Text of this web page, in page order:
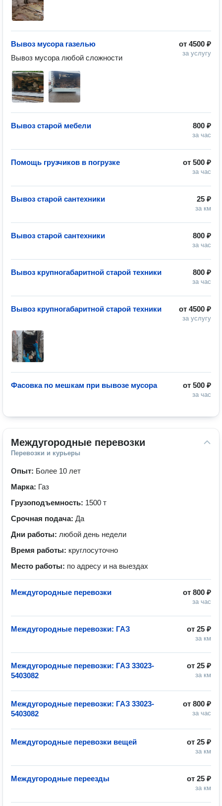
от 4500 ₽
за услугу
Вывоз мусора газелью
Вывоз мусора любой сложности
800 ₽
за час
Вывоз старой мебели
от 500 ₽
за час
Помощь грузчиков в погрузке
25 ₽
за км
Вывоз старой сантехники
800 ₽
за час
Вывоз старой сантехники
800 ₽
за час
Вывоз крупногабаритной старой техники
от 4500 ₽
за услугу
Вывоз крупногабаритной старой техники
от 500 ₽
за час
Фасовка по мешкам при вывозе мусора
Междугородные перевозки
Перевозки и курьеры
Опыт: Более 10 лет
Марка: Газ
Грузоподъемность: 1500 т
Срочная подача: Да
Дни работы: любой день недели
Время работы: круглосуточно
Место работы: по адресу и на выездах
от 800 ₽
за час
Междугородные перевозки
от 25 ₽
за км
Междугородные перевозки: ГАЗ
от 25 ₽
за км
Междугородные перевозки: ГАЗ 33023-
5403082
от 800 ₽
за час
Междугородные перевозки: ГАЗ 33023-
5403082
от 25 ₽
за км
Междугородные перевозки вещей
от 25 ₽
за км
Междугородные переезды